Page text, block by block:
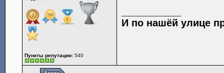
Пункты репутации: 540
И по нашёй улице